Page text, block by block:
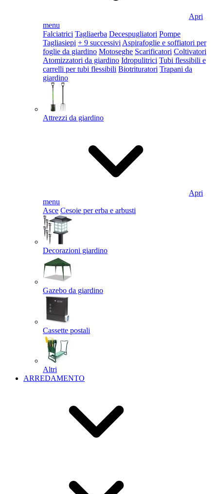
Apri
menu
Falciatrici Tagliaerba Decespugliatori Pompe
Tagliasiepi + 9 successivi Aspirafoglie e soffiatori per
foglie da giardino Motoseghe Scarificatori Coltivatori
Atomizzatori da giardino Idropulitrici Tubi flessibili e
carrelli per tubi flessibili Biotrituratori Trapani da
giardino
Attrezzi da giardino
Apri
menu
Asce Cesoie per erba e arbusti
Decorazioni giardino
Gazebo da giardino
Cassette postali
Altri
ARREDAMENTO